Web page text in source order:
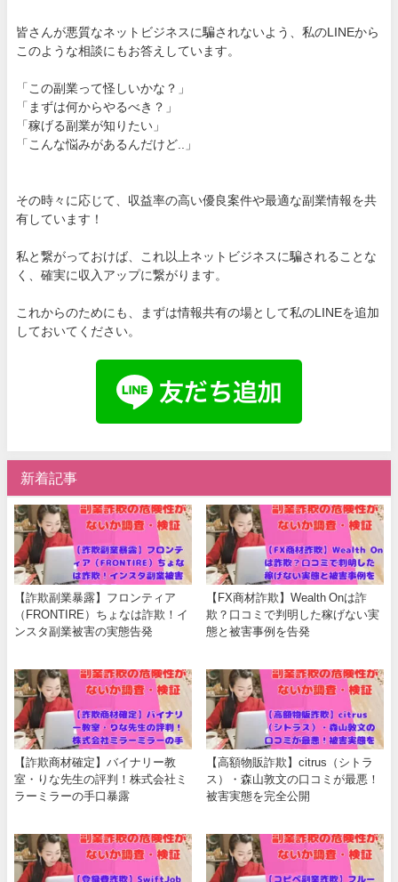
皆さんが悪質なネットビジネスに騙されないよう、私のLINEから
このような相談にもお答えしています。
「この副業って怪しいかな？」
「まずは何からやるべき？」
「稼げる副業が知りたい」
「こんな悩みがあるんだけど..」
その時々に応じて、収益率の高い優良案件や最適な副業情報を共
有しています！
私と繋がっておけば、これ以上ネットビジネスに騙されることな
く、確実に収入アップに繋がります。
これからのためにも、まずは情報共有の場として私のLINEを追加
しておいてください。
新着記事
【詐欺副業暴露】フロンティア
（FRONTIRE）ちょなは詐欺！イ
ンスタ副業被害の実態告発
【FX商材詐欺】Wealth Onは詐
欺？口コミで判明した稼げない実
態と被害事例を告発
【詐欺商材確定】バイナリー教
室・りな先生の評判！株式会社ミ
ラーミラーの手口暴露
【高額物販詐欺】citrus（シトラ
ス）・森山敦文の口コミが最悪！
被害実態を完全公開